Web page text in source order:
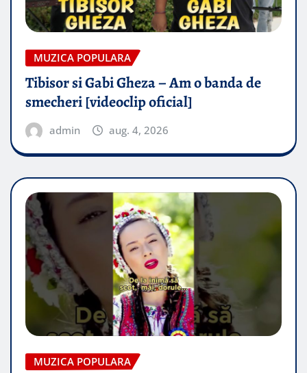
MUZICA POPULARA
Tibisor si Gabi Gheza – Am o banda de
smecheri [videoclip oficial]
admin aug. 4, 2026
MUZICA POPULARA